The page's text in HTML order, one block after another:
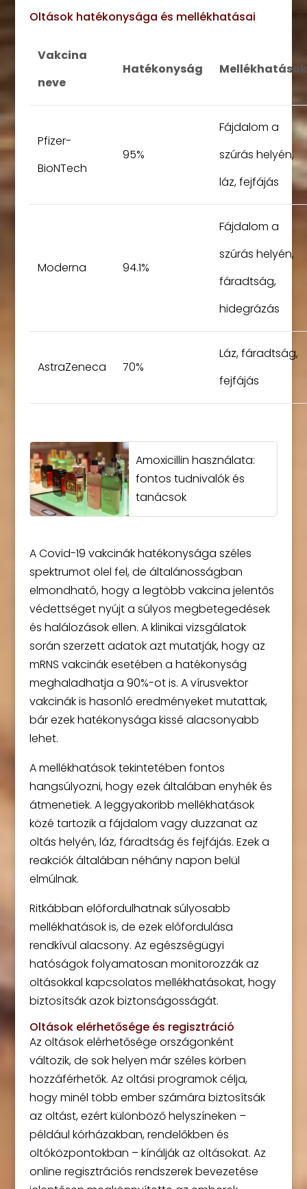
Oltások hatékonysága és mellékhatásai
Vakcina
neve
Hatékonyság Mellékhatások
Pfizer-
BioNTech
95%
Fájdalom a
szúrás helyén,
láz, fejfájás
Moderna 94.1%
Fájdalom a
szúrás helyén,
fáradtság,
hidegrázás
AstraZeneca 70%
Láz, fáradtság,
fejfájás
Amoxicillin használata:
fontos tudnivalók és
tanácsok
A Covid-19 vakcinák hatékonysága széles
spektrumot ölel fel, de általánosságban
elmondható, hogy a legtöbb vakcina jelentős
védettséget nyújt a súlyos megbetegedések
és halálozások ellen. A klinikai vizsgálatok
során szerzett adatok azt mutatják, hogy az
mRNS vakcinák esetében a hatékonyság
meghaladhatja a 90%-ot is. A vírusvektor
vakcinák is hasonló eredményeket mutattak,
bár ezek hatékonysága kissé alacsonyabb
lehet.
A mellékhatások tekintetében fontos
hangsúlyozni, hogy ezek általában enyhék és
átmenetiek. A leggyakoribb mellékhatások
közé tartozik a fájdalom vagy duzzanat az
oltás helyén, láz, fáradtság és fejfájás. Ezek a
reakciók általában néhány napon belül
elmúlnak.
Ritkábban előfordulhatnak súlyosabb
mellékhatások is, de ezek előfordulása
rendkívül alacsony. Az egészségügyi
hatóságok folyamatosan monitorozzák az
oltásokkal kapcsolatos mellékhatásokat, hogy
biztosítsák azok biztonságosságát.
Oltások elérhetősége és regisztráció
Az oltások elérhetősége országonként
változik, de sok helyen már széles körben
hozzáférhetők. Az oltási programok célja,
hogy minél több ember számára biztosítsák
az oltást, ezért különböző helyszíneken –
például kórházakban, rendelőkben és
oltóközpontokban – kínálják az oltásokat. Az
online regisztrációs rendszerek bevezetése